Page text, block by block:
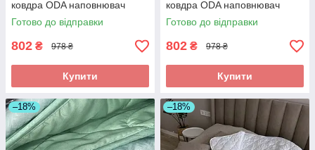
ковдра ODA наповнювач
хлопок - Хлопкопон
Готово до відправки
802 ₴ 978 ₴
Купити
ковдра ODA наповнювач
хлопок - Хлопкопон
Готово до відправки
802 ₴ 978 ₴
Купити
–18% –18%